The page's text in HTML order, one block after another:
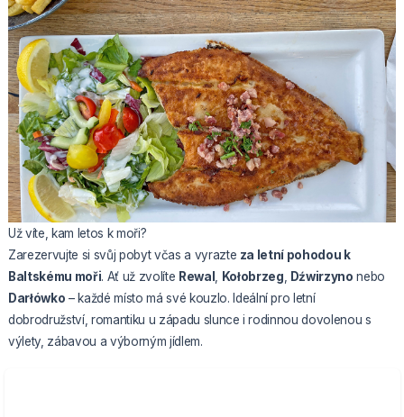
Už víte, kam letos k moři?
Zarezervujte si svůj pobyt včas a vyrazte za letní pohodou k
Baltskému moři. Ať už zvolíte Rewal , Kołobrzeg, Dźwirzyno nebo
Darłówko – každé místo má své kouzlo. Ideální pro letní
dobrodružství, romantiku u západu slunce i rodinnou dovolenou s
výlety, zábavou a výborným jídlem.